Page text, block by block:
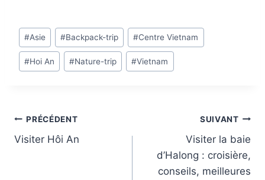
Étiquettes
de
la
#Asie #Backpack-trip #Centre Vietnam
#Hoi An #Nature-trip #Vietnam
Navigation
de
PRÉCÉDENT
Visiter Hôi An
SUIVANT
Visiter la baie
d’Halong : croisière,
conseils, meilleures